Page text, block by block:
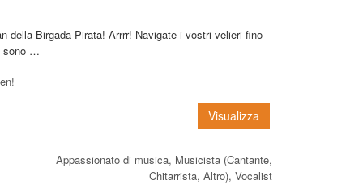
della Birgada Pirata! Arrrr! Navigate i vostri velieri fino
sono …
Visualizza
Appassionato di musica, Musicista (Cantante,
Chitarrista, Altro), Vocalist